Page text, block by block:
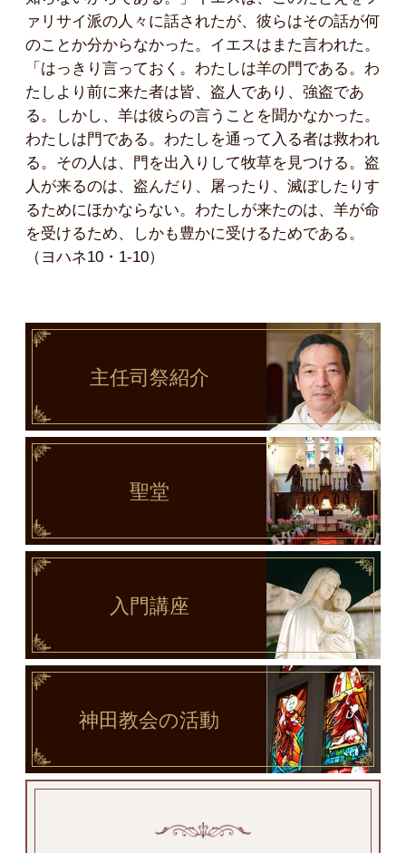
ァリサイ派の人々に話されたが、彼らはその話が何
のことか分からなかった。イエスはまた言われた。
「はっきり言っておく。わたしは羊の門である。わ
たしより前に来た者は皆、盗人であり、強盗であ
る。しかし、羊は彼らの言うことを聞かなかった。
わたしは門である。わたしを通って入る者は救われ
る。その人は、門を出入りして牧草を見つける。盗
人が来るのは、盗んだり、屠ったり、滅ぼしたりす
るためにほかならない。わたしが来たのは、羊が命
を受けるため、しかも豊かに受けるためである。
（ヨハネ10・1-10）
主任司祭紹介
聖堂
入門講座
神田教会の活動